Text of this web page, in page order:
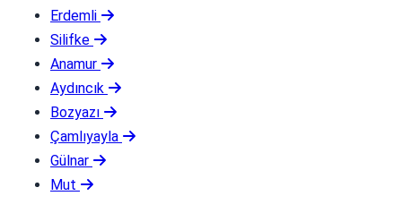
Erdemli
Silifke
Anamur
Aydıncık
Bozyazı
Çamlıyayla
Gülnar
Mut